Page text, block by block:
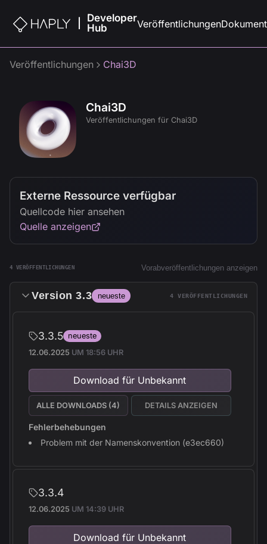
Developer
Hub
Veröffentlichungen
Veröffentlichungen Chai3D
Chai3D
Veröffentlichungen für Chai3D
Externe Ressource verfügbar
Quellcode hier ansehen
Quelle anzeigen
4 VERÖFFENTLICHUNGEN Vorabveröffentlichungen anzeigen
Version 3.3 neueste 4 VERÖFFENTLICHUNGEN
3.3.5
neueste
12.06.2025 UM 18:56 UHR
Download für Unbekannt
ALLE DOWNLOADS (4) DETAILS ANZEIGEN
Fehlerbehebungen
Problem mit der Namenskonvention (e3ec660)
3.3.4
12.06.2025 UM 14:39 UHR
Download für Unbekannt